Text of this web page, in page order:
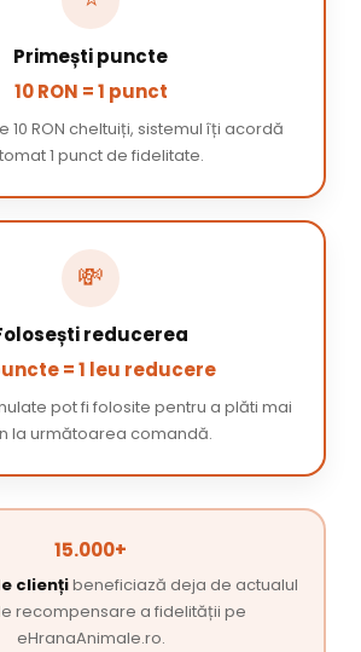
Primești puncte
10 RON = 1 punct
10 RON cheltuiți, sistemul îți acordă
1 punct de fidelitate.
💸
reducerea
= 1 leu reducere
pot fi folosite pentru a plăti mai
la următoarea comandă.
15.000+
cliențibeneficiază deja de actualul
recompensare a fidelității pe
eHranaAnimale.ro.